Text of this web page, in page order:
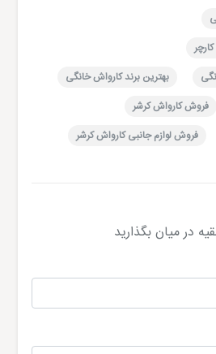
بهترین برند کارواش خانگی
فروش کارواش کرشر
فروش لوازم جانبی کارواش کرشر
در میان بگذارید